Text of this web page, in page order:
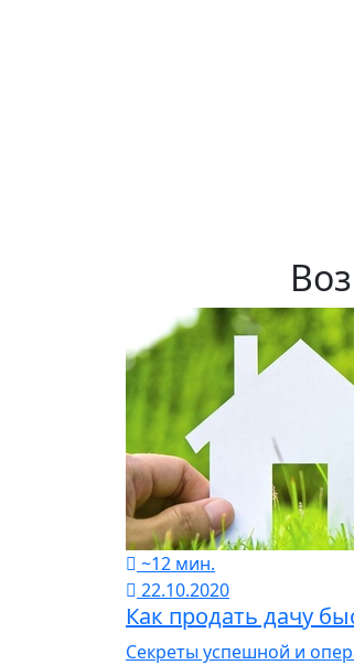
~12 мин.
22.10.2020
Как продать дачу
Секреты успешной и